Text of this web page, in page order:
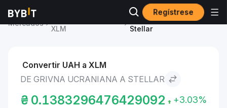
Regístrese
Mercados
XLM
Grivna ucraniana to
Stellar
Convertir UAH a XLM
DE GRIVNA UCRANIANA A STELLAR
₴ 0.1383296476429092 +3.03%